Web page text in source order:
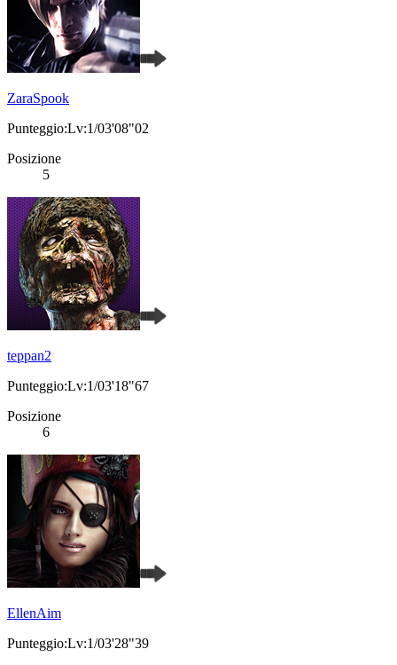
ZaraSpook
Punteggio:Lv:1/03'08"02
Posizione
5
teppan2
Punteggio:Lv:1/03'18"67
Posizione
6
EllenAim
Punteggio:Lv:1/03'28"39